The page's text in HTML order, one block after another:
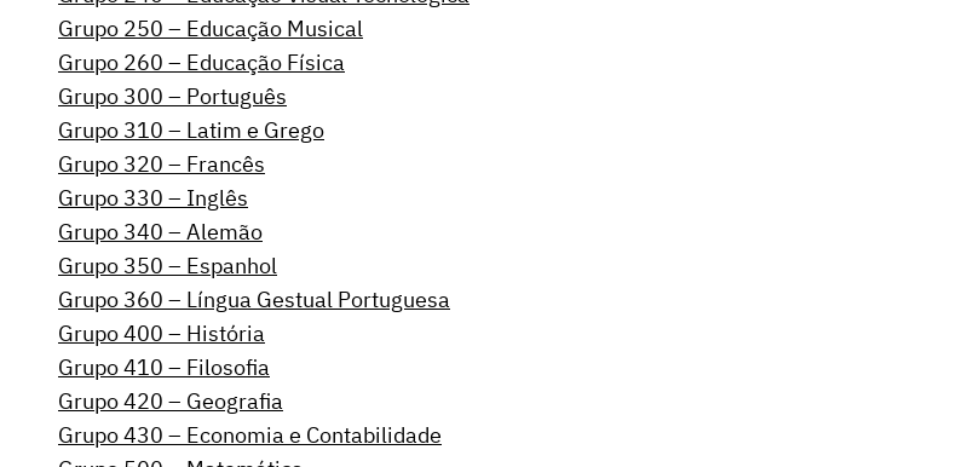
Grupo 250 – Educação Musical
Grupo 260 – Educação Física
Grupo 300 – Português
Grupo 310 – Latim e Grego
Grupo 320 – Francês
Grupo 330 – Inglês
Grupo 340 – Alemão
Grupo 350 – Espanhol
Grupo 360 – Língua Gestual Portuguesa
Grupo 400 – História
Grupo 410 – Filosofia
Grupo 420 – Geografia
Grupo 430 – Economia e Contabilidade